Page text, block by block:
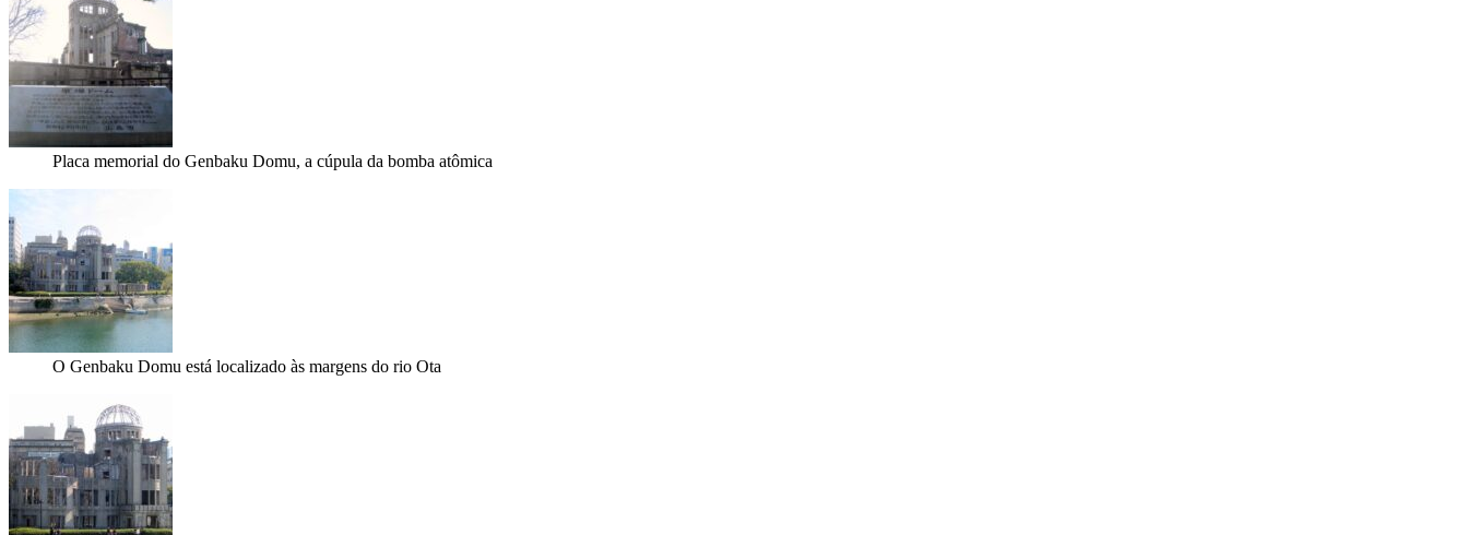
Placa memorial do Genbaku Domu, a cúpula da bomba atômica
O Genbaku Domu está localizado às margens do rio Ota